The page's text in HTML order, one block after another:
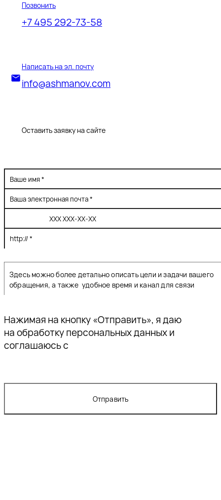
Позвонить
+7 495 292-73-58
Написать на эл. почту
info@ashmanov.com
Оставить заявку на сайте
Нажимая на кнопку «Отправить», я даю
на обработку персональных данных и
соглашаюсь с
Отправить